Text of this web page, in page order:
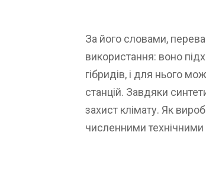
За його словами,
використання: воно
гібридів, і для нього
станцій. Завдяки
захист клімату. Як
численними технічними